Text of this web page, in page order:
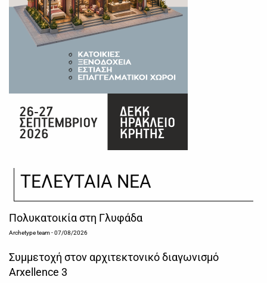
ΤΕΛΕΥΤΑΙΑ ΝΕΑ
Πολυκατοικία στη Γλυφάδα
Archetype team- 07/08/2026
Συμμετοχή στον αρχιτεκτονικό διαγωνισμό
Arxellence 3